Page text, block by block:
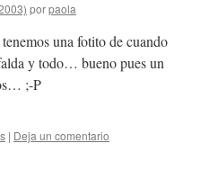
porpaola
una fotito de cuando
y todo… bueno pues un
;-P
| Deja un comentario